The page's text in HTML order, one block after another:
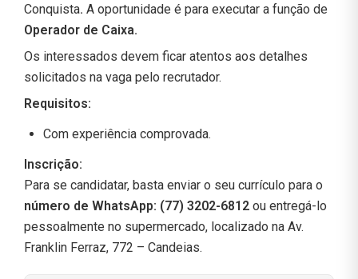
Conquista. A oportunidade é para executar a função de
Operador de Caixa.
Os interessados devem ficar atentos aos detalhes
solicitados na vaga pelo recrutador.
Requisitos:
Com experiência comprovada.
Inscrição:
Para se candidatar, basta enviar o seu currículo para o
número de WhatsApp: (77) 3202-6812 ou entregá-lo
pessoalmente no supermercado, localizado na Av.
Franklin Ferraz, 772 – Candeias.